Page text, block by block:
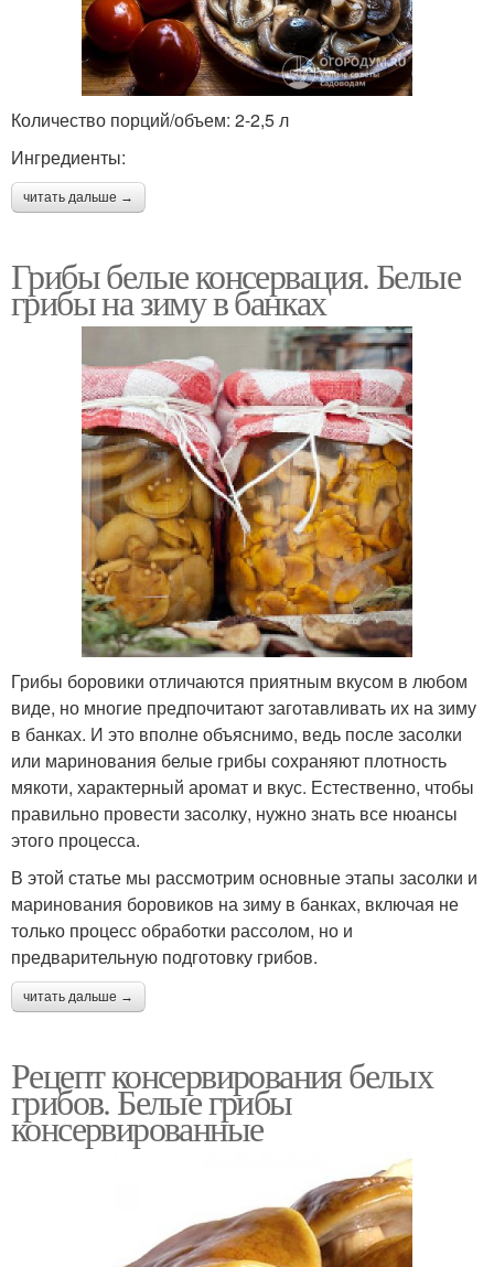
Количество порций/объем: 2-2,5 л
Ингредиенты:
читать дальше →
Грибы белые консервация. Белые
грибы на зиму в банках
Грибы боровики отличаются приятным вкусом в любом
виде, но многие предпочитают заготавливать их на зиму
в банках. И это вполне объяснимо, ведь после засолки
или маринования белые грибы сохраняют плотность
мякоти, характерный аромат и вкус. Естественно, чтобы
правильно провести засолку, нужно знать все нюансы
этого процесса.
В этой статье мы рассмотрим основные этапы засолки и
маринования боровиков на зиму в банках, включая не
только процесс обработки рассолом, но и
предварительную подготовку грибов.
читать дальше →
Рецепт консервирования белых
грибов. Белые грибы
консервированные